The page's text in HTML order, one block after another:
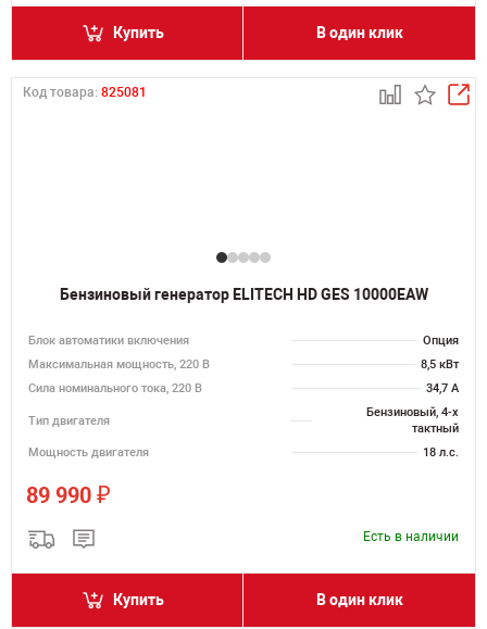
Купить В один клик
Код товара: 825081
Бензиновый генератор ELITECH HD GES 10000EAW
Блок автоматики включения
Опция
Максимальная мощность, 220 В
8,5 кВт
Сила номинального тока, 220 В
34,7 А
Тип двигателя
Бензиновый, 4-х
тактный
Мощность двигателя
18 л.с.
89 990 ₽
Есть в наличии
Купить В один клик